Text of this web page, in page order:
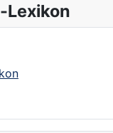
Lexikon